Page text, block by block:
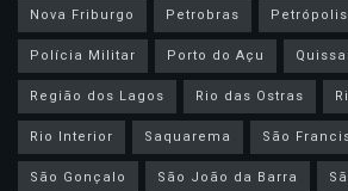
Nova Friburgo
Petrobras Petrópolis
Polícia Militar
Porto do Açu
Região dos Lagos
Rio das Ostras
Rio Interior
Saquarema
São
São Gonçalo
São João da Barra